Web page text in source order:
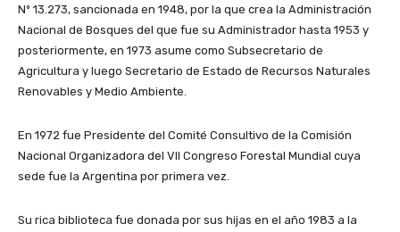
Nº 13.273, sancionada en 1948, por la que crea la Administración
Nacional de Bosques del que fue su Administrador hasta 1953 y
posteriormente, en 1973 asume como Subsecretario de
Agricultura y luego Secretario de Estado de Recursos Naturales
Renovables y Medio Ambiente.
En 1972 fue Presidente del Comité Consultivo de la Comisión
Nacional Organizadora del VII Congreso Forestal Mundial cuya
sede fue la Argentina por primera vez.
Su rica biblioteca fue donada por sus hijas en el año 1983 a la